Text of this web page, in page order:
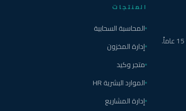
المنتجات
المحاسبة السحابية
إدارة المخزون
متجر وكيد
الموارد البشرية HR
إدارة المشاريع